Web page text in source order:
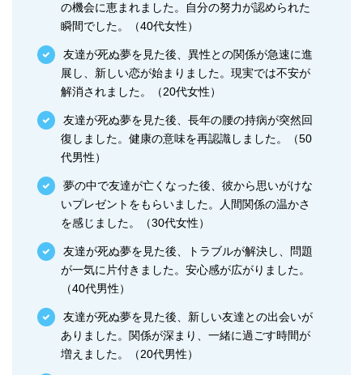
の機会に恵まれました。自分の努力が認められた
瞬間でした。（40代女性）
友達が死ぬ夢を見た後、異性との関係が急速に進
展し、新しい恋が始まりました。現実では不安が
解消されました。（20代女性）
友達が死ぬ夢を見た後、長年の腰の持病が突然回
復しました。健康の意味を再認識しました。（50
代男性）
夢の中で友達が亡くなった後、彼から思いがけな
いプレゼントをもらいました。人間関係の温かさ
を感じました。（30代女性）
友達が死ぬ夢を見た後、トラブルが解決し、問題
が一気に片付きました。安心感が広がりました。
（40代男性）
友達が死ぬ夢を見た後、新しい友達との出会いが
ありました。関係が深まり、一緒に過ごす時間が
増えました。（20代男性）